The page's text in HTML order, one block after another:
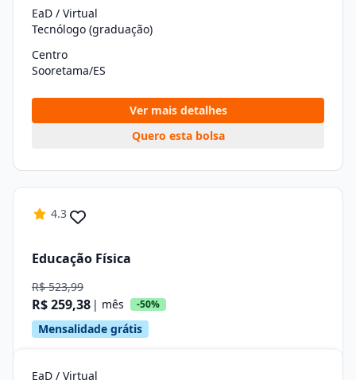
EaD / Virtual
Tecnólogo (graduação)
Centro
Sooretama/ES
Ver mais detalhes
Quero esta bolsa
4.3
Educação Física
R$ 523,99
R$ 259,38 | mês -50%
Mensalidade grátis
EaD / Virtual